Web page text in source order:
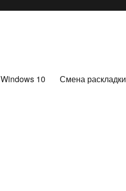
Windows 10 Смена раскладки